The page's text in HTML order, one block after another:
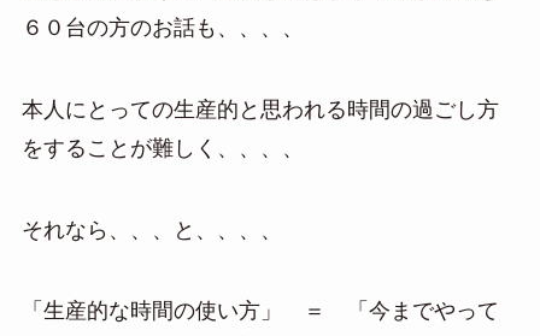
６０台の方のお話も、、、、
本人にとっての生産的と思われる時間の過ごし方
をすることが難しく、、、、
それなら、、、と、、、、
「生産的な時間の使い方」 ＝ 「今までやって